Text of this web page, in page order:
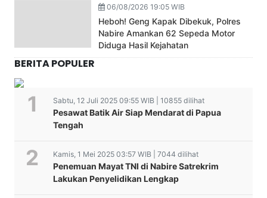
06/08/2026 19:05 WIB
Heboh! Geng Kapak Dibekuk, Polres
Nabire Amankan 62 Sepeda Motor
Diduga Hasil Kejahatan
BERITA POPULER
Sabtu, 12 Juli 2025 09:55 WIB | 10855 dilihat
Pesawat Batik Air Siap Mendarat di Papua
Tengah
Kamis, 1 Mei 2025 03:57 WIB | 7044 dilihat
Penemuan Mayat TNI di Nabire Satrekrim
Lakukan Penyelidikan Lengkap